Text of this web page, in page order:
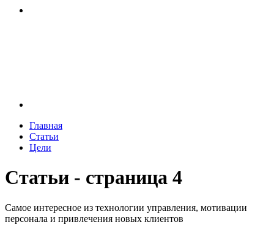
Главная
Статьи
Цели
Статьи - страница 4
Самое интересное из технологии управления, мотивации
персонала и привлечения новых клиентов